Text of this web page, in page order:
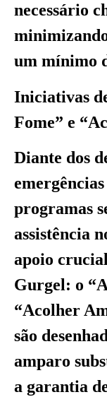
necessário
um mínimo
Iniciativas
Fome” e
Diante dos
programas
assistência
apoio
Gurgel: o
“Acolher
são
amparo
a garantia